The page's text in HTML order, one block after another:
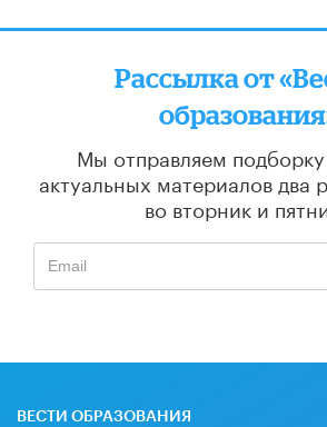
Рассылка от
Мы отправляем
актуальных материалов два
во вторник и
ВЕСТИ ОБРАЗОВАНИЯ